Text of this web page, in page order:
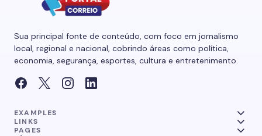
Sua principal fonte de conteúdo, com foco em jornalismo
local, regional e nacional, cobrindo áreas como política,
economia, segurança, esportes, cultura e entretenimento.
EXAMPLES
LINKS
PAGES